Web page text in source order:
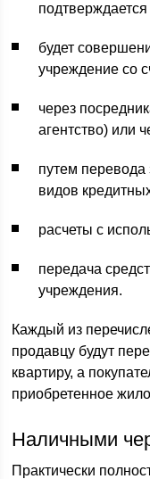
будет
учреждение со
через
агентство) или
путем
видов
расчеты с
передача
учреждения.
Каждый из
продавцу будут
квартиру, а
приобретенное
Наличными
Практически